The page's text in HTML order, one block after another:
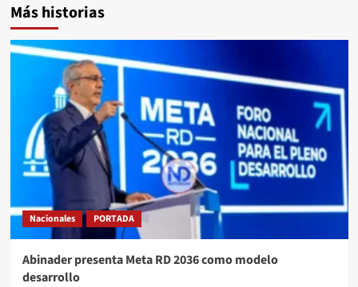
Más historias
Nacionales PORTADA
Abinader presenta Meta RD 2036 como modelo
desarrollo